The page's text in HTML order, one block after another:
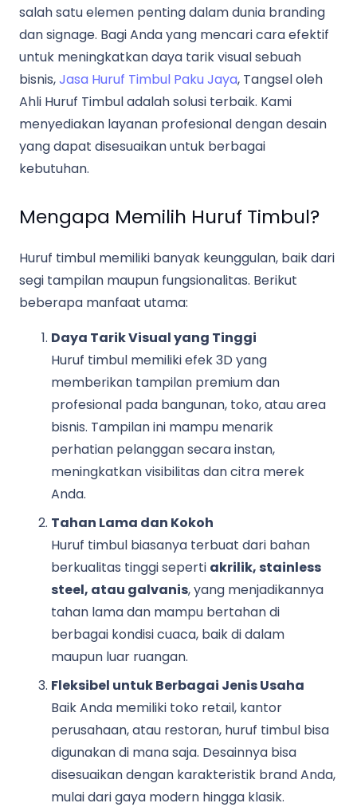
salah satu elemen penting dalam dunia branding
dan signage. Bagi Anda yang mencari cara efektif
untuk meningkatkan daya tarik visual sebuah
bisnis,Jasa Huruf Timbul Paku Jaya, Tangsel oleh
Ahli Huruf Timbul adalah solusi terbaik. Kami
menyediakan layanan profesional dengan desain
yang dapat disesuaikan untuk berbagai
kebutuhan.
Mengapa Memilih Huruf Timbul?
Huruf timbul memiliki banyak keunggulan, baik dari
segi tampilan maupun fungsionalitas. Berikut
beberapa manfaat utama:
Daya Tarik Visual yang Tinggi
Huruf timbul memiliki efek 3D yang
memberikan tampilan premium dan
profesional pada bangunan, toko, atau area
bisnis. Tampilan ini mampu menarik
perhatian pelanggan secara instan,
meningkatkan visibilitas dan citra merek
Anda.
Tahan Lama dan Kokoh
Huruf timbul biasanya terbuat dari bahan
berkualitas tinggi seperti akrilik, stainless
steel, atau galvanis, yang menjadikannya
tahan lama dan mampu bertahan di
berbagai kondisi cuaca, baik di dalam
maupun luar ruangan.
Fleksibel untuk Berbagai Jenis Usaha
Baik Anda memiliki toko retail, kantor
perusahaan, atau restoran, huruf timbul bisa
digunakan di mana saja. Desainnya bisa
disesuaikan dengan karakteristik brand Anda,
mulai dari gaya modern hingga klasik.